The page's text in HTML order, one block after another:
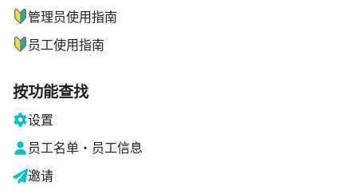
管理员使用指南
员工使用指南
按功能查找
设置
员工名单・员工信息
邀请